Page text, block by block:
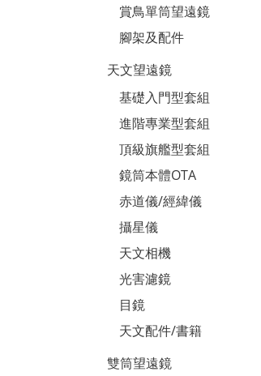
賞鳥單筒望遠鏡
腳架及配件
天文望遠鏡
基礎入門型套組
進階專業型套組
頂級旗艦型套組
鏡筒本體OTA
赤道儀/經緯儀
攝星儀
天文相機
光害濾鏡
目鏡
天文配件/書籍
雙筒望遠鏡